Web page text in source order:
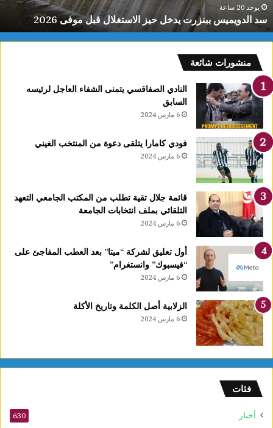
2026يوجد 20 ساعة
سد الدويميس ببنزرت يدخل حيز الاستغلال قبل موفى 2026
منشورات شائعة
النادي الصفاقسي يتمنى الشفاء العاجل لرئيسه
السابق
6 مارس 2024
فودي كامارا يتلقى دعوة من المنتخب الغيني
6 مارس 2024
قائمة جلال تقية تطلب من المكتب الجامعي التعهد
التلقائي بملف انتخابات الجامعة
6 مارس 2024
أول تعليق لشركة “ميتا” بعد العطب المفاجئ على
“فيسبوك” وانستغرام”
6 مارس 2024
الزلابية أصل الكلمة وتاريخ الأكلة
6 مارس 2024
فئات
أخبار 630